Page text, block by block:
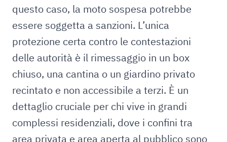
questo caso, la moto sospesa potrebbe
essere soggetta a sanzioni. L’unica
protezione certa contro le contestazioni
delle autorità è il rimessaggio in un box
chiuso, una cantina o un giardino privato
recintato e non accessibile a terzi. È un
dettaglio cruciale per chi vive in grandi
complessi residenziali, dove i confini tra
area privata e area aperta al pubblico sono